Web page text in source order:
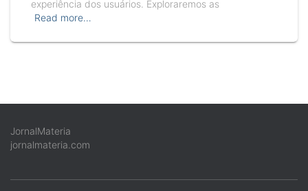
experiência dos usuários. Exploraremos as
Read more…
JornalMateria
jornalmateria.com